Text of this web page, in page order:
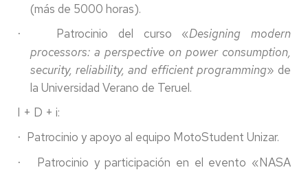
(más de 5000 horas).
· Patrocinio del curso «Designing modern
processors: a perspective on power consumption,
security, reliability, and efficient programming» de
la Universidad Verano de Teruel.
I + D + i:
· Patrocinio y apoyo al equipo MotoStudent Unizar.
·
Patrocinio y participación en el evento «NASA